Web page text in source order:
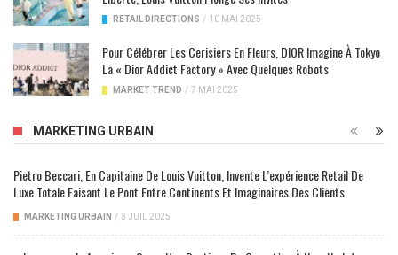
RETAIL DIRECTIONS / 10 MAI 2025
Pour Célébrer Les Cerisiers En Fleurs, DIOR Imagine À Tokyo
La « Dior Addict Factory » Avec Quelques Robots
MARKET TREND / 7 MAI 2025
MARKETING URBAIN
Pietro Beccari, En Capitaine De Louis Vuitton, Invente L’expérience Retail De
Luxe Totale Faisant Le Pont Entre Continents Et Imaginaires Des Clients
MARKETING URBAIN / 3 JUIL 2025